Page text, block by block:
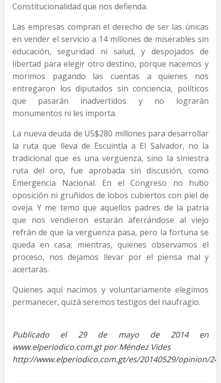
Constitucionalidad que nos defienda.
Las empresas compran el derecho de ser las únicas
en vender el servicio a 14 millones de miserables sin
educación, seguridad ni salud, y despojados de
libertad para elegir otro destino, porque nacemos y
morimos pagando las cuentas a quienes nos
entregaron los diputados sin conciencia, políticos
que pasarán inadvertidos y no lograrán
monumentos ni les importa.
La nueva deuda de US$280 millones para desarrollar
la ruta que lleva de Escuintla a El Salvador, no la
tradicional que es una vergüenza, sino la siniestra
ruta del oro, fue aprobada sin discusión, como
Emergencia Nacional. En el Congreso no hubo
oposición ni gruñidos de lobos cubiertos con piel de
oveja. Y me temo que aquellos padres de la patria
que nos vendieron estarán aferrándose al viejo
refrán de que la vergüenza pasa, pero la fortuna se
queda en casa; mientras, quienes observamos el
proceso, nos dejamos llevar por el piensa mal y
acertarás.
Quienes aquí nacimos y voluntariamente elegimos
permanecer, quizá seremos testigos del naufragio.
Publicado el 29 de mayo de 2014 en
www.elperiodico.com.gt por Méndez Vides
http://www.elperiodico.com.gt/es/20140529/opinion/